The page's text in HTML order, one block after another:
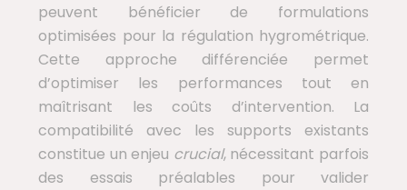
peuvent bénéficier de formulations
optimisées pour la régulation hygrométrique.
Cette approche différenciée permet
d’optimiser les performances tout en
maîtrisant les coûts d’intervention. La
compatibilité avec les supports existants
constitue un enjeu crucial, nécessitant parfois
des essais préalables pour valider